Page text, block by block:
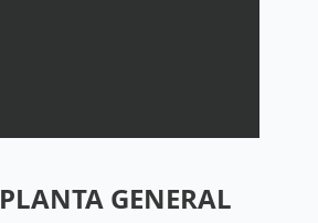
PLANTA GENERAL